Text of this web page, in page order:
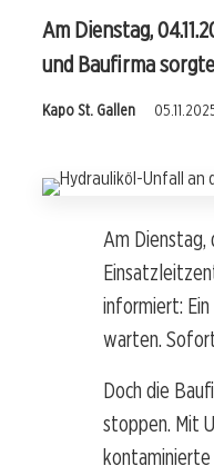
Am Dienstag,
und Baufirma
Kapo St. Gallen
Am
informiert:
warten.
Doch die
stoppen. Mit
kontaminierte